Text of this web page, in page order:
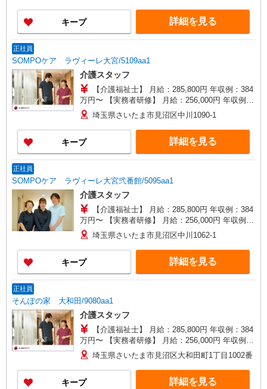
キープ 詳細を見る
正社員
SOMPOケア ラヴィーレ大宮/5109aa1
介護スタッフ
【介護福祉士】 月給：285,800円 年収例：384
万円〜 【実務者研修】 月給：256,000円 年収例：
345万円〜 【初任者研修・無資格】 月給：
247,200円 年収例：334万円〜 ※職務手当、働き
がい向上手当、日祝手当（月平均2回分）、夜勤手
当（月平均5回分）等、毎月平均的に支払われる手
当を含みます。 ※介護福祉士のみ、特別職務手当
分〜） ◎賞与 基本給2.08ヶ月分/年支給
埼玉県さいたま市見沼区中川1090-1
キープ 詳細を見る
正社員
SOMPOケア ラヴィーレ大宮弐番館/5095aa1
介護スタッフ
【介護福祉士】 月給：285,800円 年収例：384
万円〜 【実務者研修】 月給：256,000円 年収例：
345万円〜 【初任者研修・無資格】 月給：
247,200円 年収例：334万円〜 ※職務手当、働き
がい向上手当、日祝手当（月平均2回分）、夜勤手
当（月平均5回分）等、毎月平均的に支払われる手
当を含みます。 ※介護福祉士のみ、特別職務手当
分〜） ◎賞与 基本給2.08ヶ月分/年支給
埼玉県さいたま市見沼区中川1062-1
キープ 詳細を見る
正社員
そんぽの家 大和田/9080aa1
介護スタッフ
【介護福祉士】 月給：285,800円 年収例：384
万円〜 【実務者研修】 月給：256,000円 年収例：
345万円〜 【初任者研修】 月給：247,200円 年収
例：334万円〜 ※職務手当、働きがい向上手当、
日祝手当（月平均2回分）、夜勤手当（月平均5回
分）等、毎月平均的に支払われる手当を含みま
埼玉県さいたま市見沼区大和田町1丁目1002番
キープ 詳細を見る